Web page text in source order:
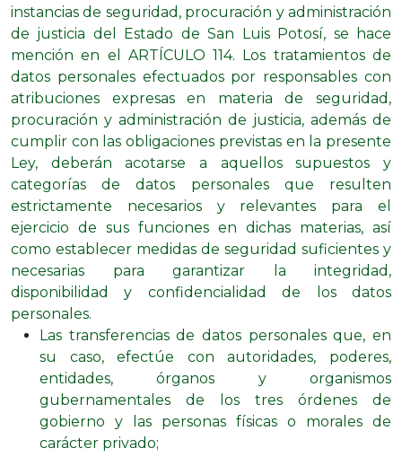
instancias de seguridad, procuración y administración
de justicia del Estado de San Luis Potosí, se hace
mención en el ARTÍCULO 114. Los tratamientos de
datos personales efectuados por responsables con
atribuciones expresas en materia de seguridad,
procuración y administración de justicia, además de
cumplir con las obligaciones previstas en la presente
Ley, deberán acotarse a aquellos supuestos y
categorías de datos personales que resulten
estrictamente necesarios y relevantes para el
ejercicio de sus funciones en dichas materias, así
como establecer medidas de seguridad suficientes y
necesarias para garantizar la integridad,
disponibilidad y confidencialidad de los datos
personales.
Las transferencias de datos personales que, en
su caso, efectúe con autoridades, poderes,
entidades, órganos y organismos
gubernamentales de los tres órdenes de
gobierno y las personas físicas o morales de
carácter privado;